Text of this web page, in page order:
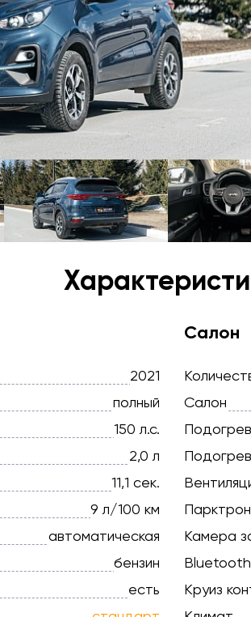
2021
полный
150 л.с.
2,0 л
11,1 сек.
9 л/100 км
автоматическая
бензин
есть
Салон
Салон
Камера
Bluetooth
Круиз